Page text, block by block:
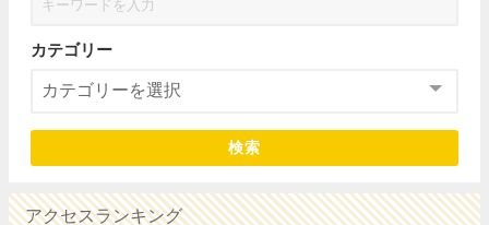
カテゴリー
検索
アクセスランキング